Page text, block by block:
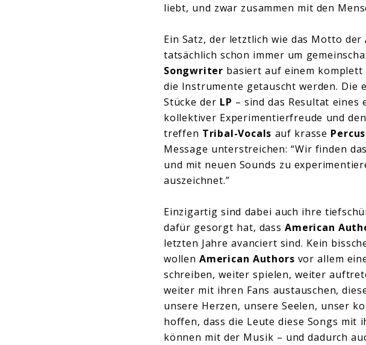
liebt, und zwar zusammen mit den
Ein Satz, der letztlich wie das Motto der
tatsächlich schon immer um
Songwriter basiert auf einem komplett
die Instrumente getauscht werden. Die
Stücke der LP – sind das Resultat eines
kollektiver Experimentierfreude und
treffen Tribal-Vocals auf krasse
Message unterstreichen: “Wir finden
und mit neuen Sounds zu
auszeichnet.”
Einzigartig sind dabei auch ihre
dafür gesorgt hat, dassAmerican
letzten Jahre avanciert sind. Kein
wollenAmerican Authors vor allem
schreiben, weiter spielen, weiter
weiter mit ihren Fans austauschen,
unsere Herzen, unsere Seelen, unser
hoffen, dass die Leute diese Songs mit
können mit der Musik – und dadurch